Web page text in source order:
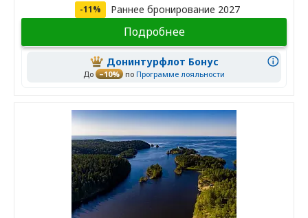
-11% Раннее бронирование 2027
Подробнее
Донинтурфлот Бонус
До –10% по Программе лояльности